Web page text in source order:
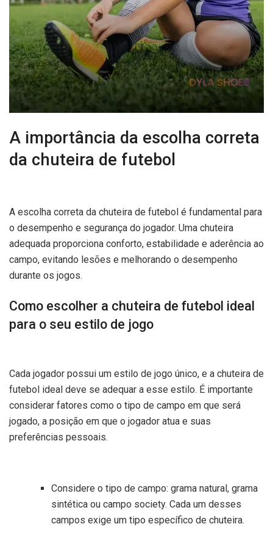
A importância da escolha correta
da chuteira de futebol
A escolha correta da chuteira de futebol é fundamental para
o desempenho e segurança do jogador. Uma chuteira
adequada proporciona conforto, estabilidade e aderência ao
campo, evitando lesões e melhorando o desempenho
durante os jogos.
Como escolher a chuteira de futebol ideal
para o seu estilo de jogo
Cada jogador possui um estilo de jogo único, e a chuteira de
futebol ideal deve se adequar a esse estilo. É importante
considerar fatores como o tipo de campo em que será
jogado, a posição em que o jogador atua e suas
preferências pessoais.
Considere o tipo de campo: grama natural, grama
sintética ou campo society. Cada um desses
campos exige um tipo específico de chuteira.